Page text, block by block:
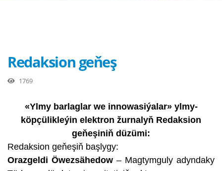
Redaksion geňeş
1769
«Ylmy barlaglar we innowasiýalar» ylmy-
köpçülikleýin elektron žurnalyň Redaksion
geňeşiniň düzümi:
Redaksion geňeşiň başlygy:
Orazgeldi Öwezsähedow – Magtymguly adyndaky